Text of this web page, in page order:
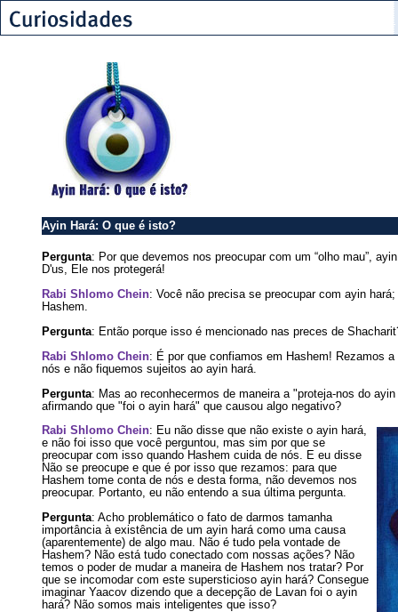
Ayin Hará: O que é isto?
Pergunta: Por que devemos nos preocupar com um “olho mau”,
D'us, Ele nos protegerá!
Rabi Shlomo Chein: Você não precisa se preocupar com ayin
Hashem.
Pergunta: Então porque isso é mencionado nas preces de
Rabi Shlomo Chein: É por que confiamos em Hashem! Rezamos a
nós e não fiquemos sujeitos ao ayin hará.
Pergunta: Mas ao reconhecermos de maneira a "proteja-nos do
afirmando que "foi o ayin hará" que causou algo negativo?
Rabi Shlomo Chein: Eu não disse que não existe o ayin hará,
e não foi isso que você perguntou, mas sim por que se
preocupar com isso quando Hashem cuida de nós. E eu disse
Não se preocupe e que é por isso que rezamos: para que
Hashem tome conta de nós e desta forma, não devemos nos
preocupar. Portanto, eu não entendo a sua última pergunta.
Pergunta: Acho problemático o fato de darmos tamanha
importância à existência de um ayin hará como uma causa
(aparentemente) de algo mau. Não é tudo pela vontade de
Hashem? Não está tudo conectado com nossas ações? Não
temos o poder de mudar a maneira de Hashem nos tratar? Por
que se incomodar com este supersticioso ayin hará? Consegue
imaginar Yaacov dizendo que a decepção de Lavan foi o ayin
hará? Não somos mais inteligentes que isso?